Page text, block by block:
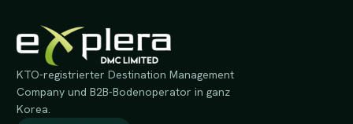
KTO-registrierter Destination Management
Company und B2B-Bodenoperator in ganz
Korea.